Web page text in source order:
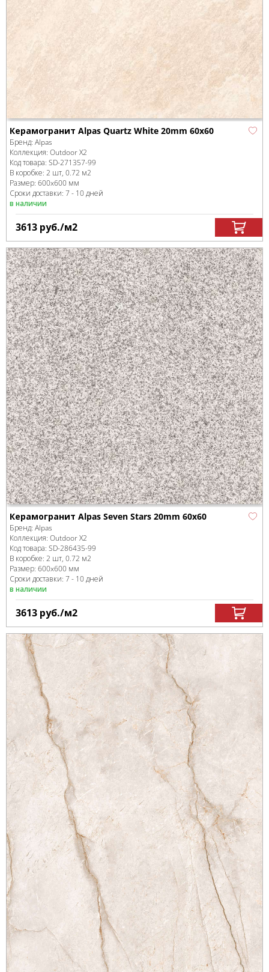
Керамогранит Alpas Quartz White 20mm 60x60
Бренд: Alpas
Коллекция: Outdoor X2
Код товара: SD-271357-99
В коробке: 2 шт, 0.72 м2
Размер: 600x600 мм
Сроки доставки: 7 - 10 дней
в наличии
3613 руб./м2
Керамогранит Alpas Seven Stars 20mm 60x60
Бренд: Alpas
Коллекция: Outdoor X2
Код товара: SD-286435-99
В коробке: 2 шт, 0.72 м2
Размер: 600x600 мм
Сроки доставки: 7 - 10 дней
в наличии
3613 руб./м2